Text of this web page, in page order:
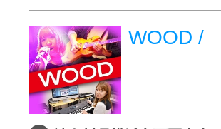
WOOD /